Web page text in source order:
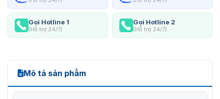
Gọi Hotline 1
(Hỗ trợ 24/7)
Gọi Hotline 2
(Hỗ trợ 24/7)
Mô tả sản phẩm